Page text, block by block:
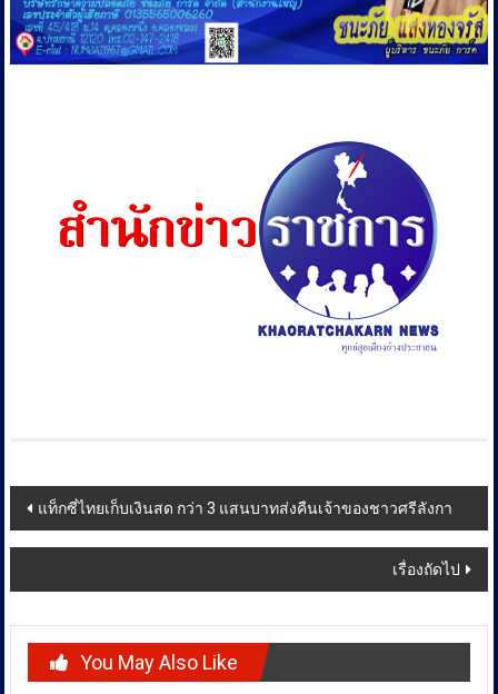
Post
navigation
แท็กซี่ไทยเก็บเงินสด กว่า 3 แสนบาทส่งคืนเจ้าของชาวศรีลังกา
เรื่องถัดไป
You May Also Like